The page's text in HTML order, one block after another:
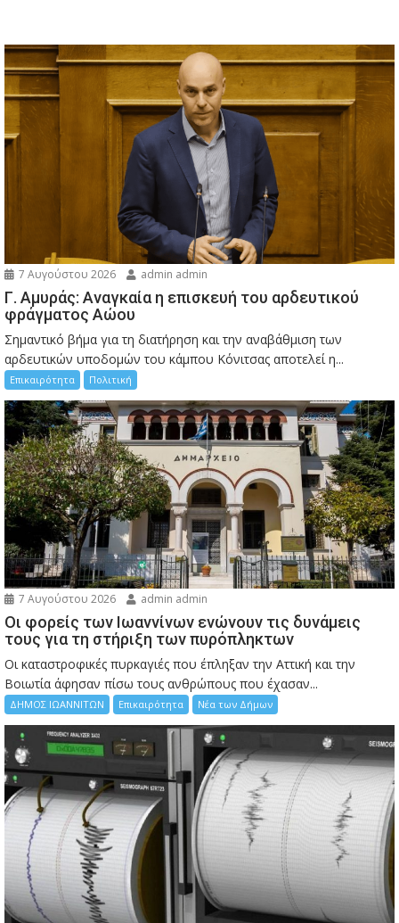
7 Αυγούστου 2026 admin admin
Γ. Αμυράς: Αναγκαία η επισκευή του αρδευτικού
φράγματος Αώου
Σημαντικό βήμα για τη διατήρηση και την αναβάθμιση των
αρδευτικών υποδομών του κάμπου Κόνιτσας αποτελεί η...
Επικαιρότητα Πολιτική
7 Αυγούστου 2026 admin admin
Οι φορείς των Ιωαννίνων ενώνουν τις δυνάμεις
τους για τη στήριξη των πυρόπληκτων
Οι καταστροφικές πυρκαγιές που έπληξαν την Αττική και την
Bοιωτία άφησαν πίσω τους ανθρώπους που έχασαν...
ΔΗΜΟΣ ΙΩΑΝΝΙΤΩΝ Επικαιρότητα Νέα των Δήμων